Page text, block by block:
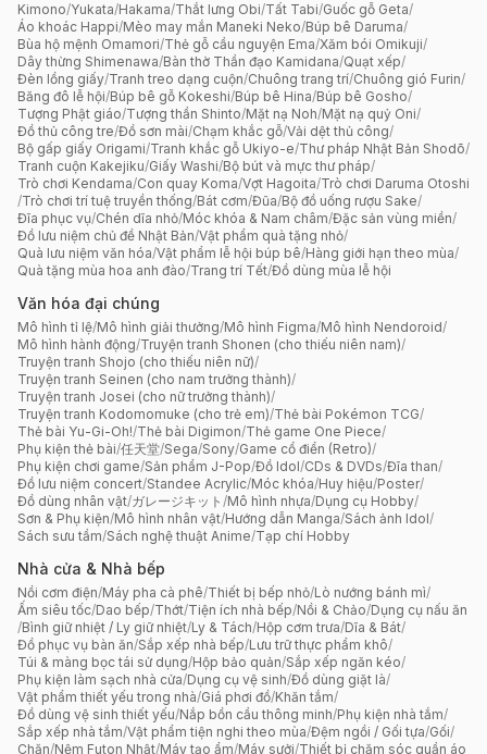
Kimono/Yukata/Hakama/Thắt lưng Obi/Tất Tabi/Guốc gỗ Geta/
Áo khoác Happi/Mèo may mắn Maneki Neko/Búp bê Daruma/
Bùa hộ mệnh Omamori/Thẻ gỗ cầu nguyện Ema/Xăm bói Omikuji/
Dây thừng Shimenawa/Bàn thờ Thần đạo Kamidana/Quạt xếp/
Đèn lồng giấy/Tranh treo dạng cuộn/Chuông trang trí/Chuông gió Furin/
Băng đô lễ hội/Búp bê gỗ Kokeshi/Búp bê Hina/Búp bê Gosho/
Tượng Phật giáo/Tượng thần Shinto/Mặt nạ Noh/Mặt nạ quỷ Oni/
Đồ thủ công tre/Đồ sơn mài/Chạm khắc gỗ/Vải dệt thủ công/
Bộ gấp giấy Origami/Tranh khắc gỗ Ukiyo-e/Thư pháp Nhật Bản Shodō/
Tranh cuộn Kakejiku/Giấy Washi/Bộ bút và mực thư pháp/
Trò chơi Kendama/Con quay Koma/Vợt Hagoita/Trò chơi Daruma Otoshi
/Trò chơi trí tuệ truyền thống/Bát cơm/Đũa/Bộ đồ uống rượu Sake/
Đĩa phục vụ/Chén dĩa nhỏ/Móc khóa & Nam châm/Đặc sản vùng miền/
Đồ lưu niệm chủ đề Nhật Bản/Vật phẩm quà tặng nhỏ/
Quà lưu niệm văn hóa/Vật phẩm lễ hội búp bê/Hàng giới hạn theo mùa/
Quà tặng mùa hoa anh đào/Trang trí Tết/Đồ dùng mùa lễ hội
Văn hóa đại chúng
Mô hình tỉ lệ/Mô hình giải thưởng/Mô hình Figma/Mô hình Nendoroid/
Mô hình hành động/Truyện tranh Shonen (cho thiếu niên nam)/
Truyện tranh Shojo (cho thiếu niên nữ)/
Truyện tranh Seinen (cho nam trưởng thành)/
Truyện tranh Josei (cho nữ trưởng thành)/
Truyện tranh Kodomomuke (cho trẻ em)/Thẻ bài Pokémon TCG/
Thẻ bài Yu-Gi-Oh!/Thẻ bài Digimon/Thẻ game One Piece/
Phụ kiện thẻ bài/任天堂/Sega/Sony/Game cổ điển (Retro)/
Phụ kiện chơi game/Sản phẩm J-Pop/Đồ Idol/CDs & DVDs/Đĩa than/
Đồ lưu niệm concert/Standee Acrylic/Móc khóa/Huy hiệu/Poster/
Đồ dùng nhân vật/ガレージキット /Mô hình nhựa/Dụng cụ Hobby/
Sơn & Phụ kiện/Mô hình nhân vật/Hướng dẫn Manga/Sách ảnh Idol/
Sách sưu tầm/Sách nghệ thuật Anime/Tạp chí Hobby
Nhà cửa & Nhà bếp
Nồi cơm điện/Máy pha cà phê/Thiết bị bếp nhỏ/Lò nướng bánh mì/
Ấm siêu tốc/Dao bếp/Thớt/Tiện ích nhà bếp/Nồi & Chảo/Dụng cụ nấu ăn
/Bình giữ nhiệt / Ly giữ nhiệt/Ly & Tách/Hộp cơm trưa/Dĩa & Bát/
Đồ phục vụ bàn ăn/Sắp xếp nhà bếp/Lưu trữ thực phẩm khô/
Túi & màng bọc tái sử dụng/Hộp bảo quản/Sắp xếp ngăn kéo/
Phụ kiện làm sạch nhà cửa/Dụng cụ vệ sinh/Đồ dùng giặt là/
Vật phẩm thiết yếu trong nhà/Giá phơi đồ/Khăn tắm/
Đồ dùng vệ sinh thiết yếu/Nắp bồn cầu thông minh/Phụ kiện nhà tắm/
Sắp xếp nhà tắm/Vật phẩm tiện nghi theo mùa/Đệm ngồi / Gối tựa/Gối/
Chăn/Nệm Futon Nhật/Máy tạo ẩm/Máy sưởi/Thiết bị chăm sóc quần áo